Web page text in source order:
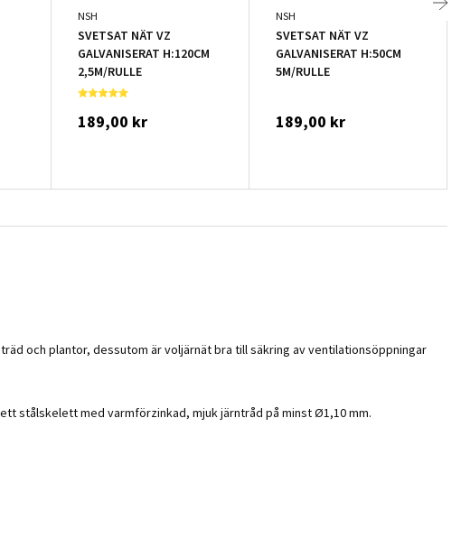
NSH
SVETSAT NÄT VZ
GALVANISERAT H:120CM
2,5M/RULLE
189,00 kr
NSH
SVETSAT NÄT VZ
GALVANISERAT H:50CM
5M/RULLE
189,00 kr
och plantor, dessutom är voljärnät bra till säkring av ventilationsöppningar
stålskelett med varmförzinkad, mjuk järntråd på minst Ø1,10 mm.